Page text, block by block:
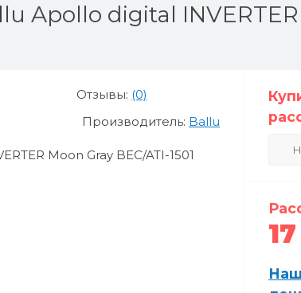
Apollo digital
Отзывы: (0)
Производитель: Ballu